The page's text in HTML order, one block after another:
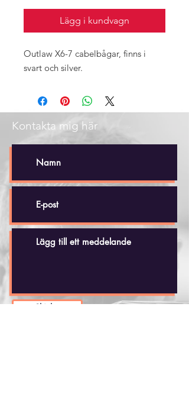
Lägg i kundvagn
Outlaw X6-7 cabelbågar, finns i
svart och silver.
Kontakta mig här
Skicka